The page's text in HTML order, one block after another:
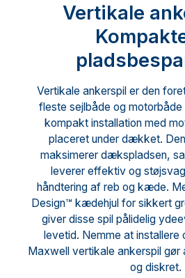
Vertikale
Vertikale ankerspil er den
fleste sejlbåde og motorbåde
kompakt installation med
placeret under dækket.
maksimerer dækspladsen,
leverer effektiv og
håndtering af reb og kæde.
Design™ kædehjul for sikkert
giver disse spil pålidelig
levetid. Nemme at installere
Maxwell vertikale ankerspil gør
og diskret.